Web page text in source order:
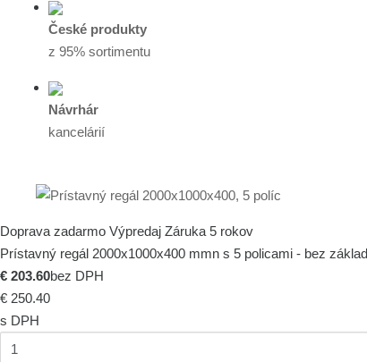
České produkty
z 95% sortimentu
Návrhár
kancelárií
Doprava zadarmo Výpredaj Záruka 5 rokov
Prístavný regál 2000x1000x400 mmn s 5 policami - bez
€ 203.60bez DPH
€ 250.40
s DPH